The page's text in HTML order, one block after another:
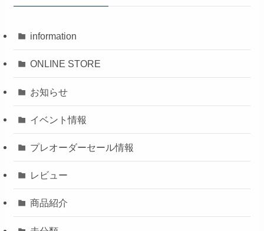
information
ONLINE STORE
お知らせ
イベント情報
プレオーダーセール情報
レビュー
商品紹介